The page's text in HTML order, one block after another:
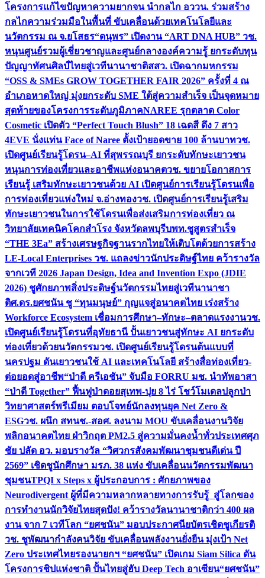
โครงการแก้ไขปัญหาความยากจน นำกลไก อววน. ร่วมสร้าง
กลไกความร่วมมือในพื้นที่ ขับเคลื่อนด้วยเทคโนโลยีและ
นวัตกรรม ณ จ.ยโสธร“ดนุพร” เปิดงาน “ART DNA HUB” วช.
หนุนศูนย์รวมผู้เชี่ยวชาญและศูนย์กลางองค์ความรู้ ยกระดับทุน
ปัญญาทัศนศิลป์ไทยสู่เวทีนานาชาติสสว. เปิดฉากมหกรรม
“OSS & SMEs GROW TOGETHER FAIR 2026” ครั้งที่ 4 ณ
อำเภอหาดใหญ่ มุ่งยกระดับ SME ใต้สู่ความสำเร็จ เป็นจุดหมาย
สุดท้ายของโครงการระดับภูมิภาคNAREE รุกตลาด Color
Cosmetic เปิดตัว “Perfect Touch Blush” 18 เฉดสี ดึง 7 สาว
4EVE นั่งแท่น Face of Naree ตั้งเป้ายอดขาย 100 ล้านบาทวช.
เปิดศูนย์เรียนรู้โดรน–AI ที่สุพรรณบุรี ยกระดับทักษะเยาวชน
หนุนการท่องเที่ยวและอาชีพแห่งอนาคตวช. ขยายโอกาสการ
เรียนรู้ เสริมทักษะเยาวชนด้วย AI เปิดศูนย์การเรียนรู้โดรนเพื่อ
การท่องเที่ยวแห่งใหม่ จ.อ่างทองวช. เปิดศูนย์การเรียนรู้เสริม
ทักษะเยาวชนในการใช้โดรนเพื่อส่งเสริมการท่องเที่ยว ณ
วิทยาลัยเทคนิคโคกสำโรง จังหวัดลพบุรีบพท.ชูสูตรสำเร็จ
“THE 3Ea” สร้างเศรษฐกิจฐานรากไทยให้เติบโตด้วยการสร้าง
LE-Local Enterprises วช. แถลงข่าวนักประดิษฐ์ไทย คว้ารางวัล
จากเวที 2026 Japan Design, Idea and Invention Expo (JDIE
2026) ชูศักยภาพสิ่งประดิษฐ์นวัตกรรมไทยสู่เวทีนานาชา
ติศ.ดร.ยศชนัน ชู “ทุนมนุษย์” กุญแจสู่อนาคตไทย เร่งสร้าง
Workforce Ecosystem เชื่อมการศึกษา–ทักษะ–ตลาดแรงงานวช.
เปิดศูนย์เรียนรู้โดรนที่อุทัยธานี ปั้นเยาวชนสู่ทักษะ AI ยกระดับ
ท่องเที่ยวด้วยนวัตกรรมวช. เปิดศูนย์เรียนรู้โดรนต้นแบบที่
นครปฐม ดันเยาวชนใช้ AI และเทคโนโลยี สร้างสื่อท่องเที่ยว-
ต่อยอดสู่อาชีพ“ป่าดี ครีเอชัน” จับมือ FORRU มช. นำทัพอาสา
“ป่าดี Together” ฟื้นฟูป่าดอยสุเทพ-ปุย 8 ไร่ โชว์โมเดลปลูกป่า
วิทยาศาสตร์พรีเมียม ตอบโจทย์นักลงทุนยุค Net Zero &
ESGวช. ผนึก สทนช.-สอศ. ลงนาม MOU ขับเคลื่อนงานวิจัย
พลิกอนาคตไทย ฝ่าวิกฤต PM2.5 สู่ความมั่นคงน้ำทั่วประเทศศุภ
ชัย ปลัด อว. มอบรางวัล “วิศวกรสังคมพัฒนาชุมชนดีเด่น ปี
2569” เชิดชูนักศึกษา มรภ. 38 แห่ง ขับเคลื่อนนวัตกรรมพัฒนา
ชุมชนTPQI x Steps x ผู้ประกอบการ : ศักยภาพของ
Neurodivergent ผู้ที่มีความหลากหลายทางการรับรู้ สู่โลกของ
การทำงานนักวิจัยไทยสุดปัง! คว้ารางวัลนานาชาติกว่า 400 ผล
งาน จาก 7 เวทีโลก “ยศชนัน” มอบประกาศนียบัตรเชิดชูเกียรติ
วช. ชูพัฒนากำลังคนวิจัย ขับเคลื่อนพลังงานยั่งยืน มุ่งเป้า Net
Zero ประเทศไทยรองนายกฯ “ยศชนัน” เปิดเกม Siam Silica ดัน
โครงการชิปแห่งชาติ ปั้นไทยสู่ฮับ Deep Tech อาเซียน“ยศชนัน”